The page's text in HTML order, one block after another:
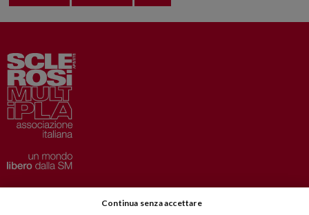
Privacy–Disclaimer
Continua senza accettare